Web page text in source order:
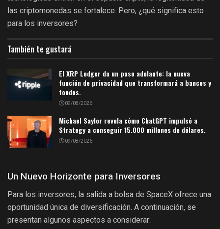
las criptomonedas se fortalece. Pero, ¿qué significa esto
para los inversores?
También te gustará
El XRP Ledger da un paso adelante: la nueva
función de privacidad que transformará a bancos y
fondos.
09/08/2026
Michael Saylor revela cómo ChatGPT impulsó a
Strategy a conseguir 15.000 millones de dólares.
09/08/2026
Un Nuevo Horizonte para Inversores
Para los inversores, la salida a bolsa de SpaceX ofrece una
oportunidad única de diversificación. A continuación, se
presentan algunos aspectos a considerar: